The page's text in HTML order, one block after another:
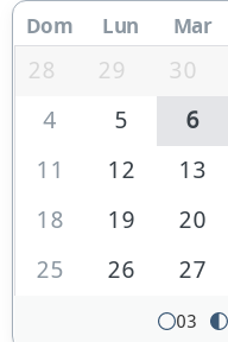
Dom Lun Mar
28 29 30
4
5 6
11
12 13
18
19 20
25
26 27
03